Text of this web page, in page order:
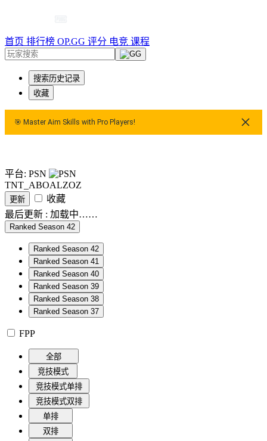
首页 排行榜 OP.GG 评分 电竞 课程
搜索历史记录
收藏
🎯 Master Aim Skills with Pro Players!
平台: PSN
TNT_ABOALZOZ
更新
收藏
最后更新 : 加载中……
Ranked Season 42
Ranked Season 42
Ranked Season 41
Ranked Season 40
Ranked Season 39
Ranked Season 38
Ranked Season 37
FPP
全部
竞技模式
竞技模式单排
竞技模式双排
单排
双排